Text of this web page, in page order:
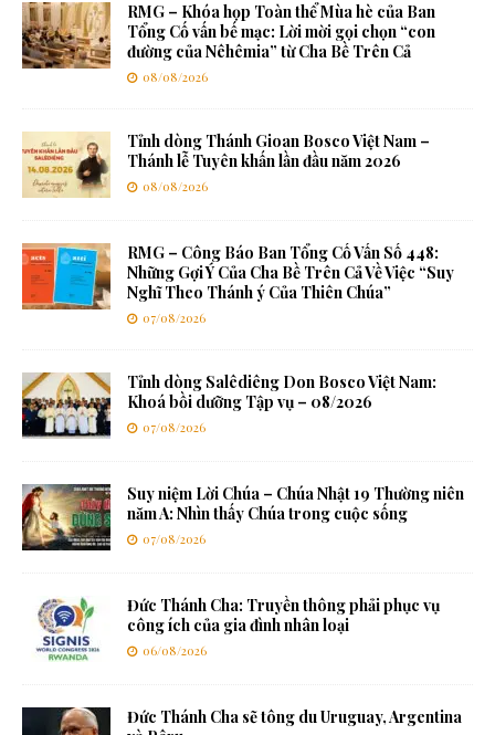
RMG – Khóa họp Toàn thể Mùa hè của Ban
Tổng Cố vấn bế mạc: Lời mời gọi chọn “con
đường của Nêhêmia” từ Cha Bề Trên Cả
08/08/2026
Tỉnh dòng Thánh Gioan Bosco Việt Nam –
Thánh lễ Tuyên khấn lần đầu năm 2026
08/08/2026
RMG – Công Báo Ban Tổng Cố Vấn Số 448:
Những Gợi Ý Của Cha Bề Trên Cả Về Việc “Suy
Nghĩ Theo Thánh ý Của Thiên Chúa”
07/08/2026
Tỉnh dòng Salêdiêng Don Bosco Việt Nam:
Khoá bồi dưỡng Tập vụ – 08/2026
07/08/2026
Suy niệm Lời Chúa – Chúa Nhật 19 Thường niên
năm A: Nhìn thấy Chúa trong cuộc sống
07/08/2026
Đức Thánh Cha: Truyền thông phải phục vụ
công ích của gia đình nhân loại
06/08/2026
Đức Thánh Cha sẽ tông du Uruguay, Argentina